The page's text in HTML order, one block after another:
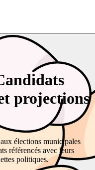
projections
élections municipales
référencés avec leurs
politiques.